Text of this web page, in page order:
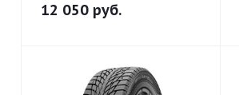
12 050 руб.